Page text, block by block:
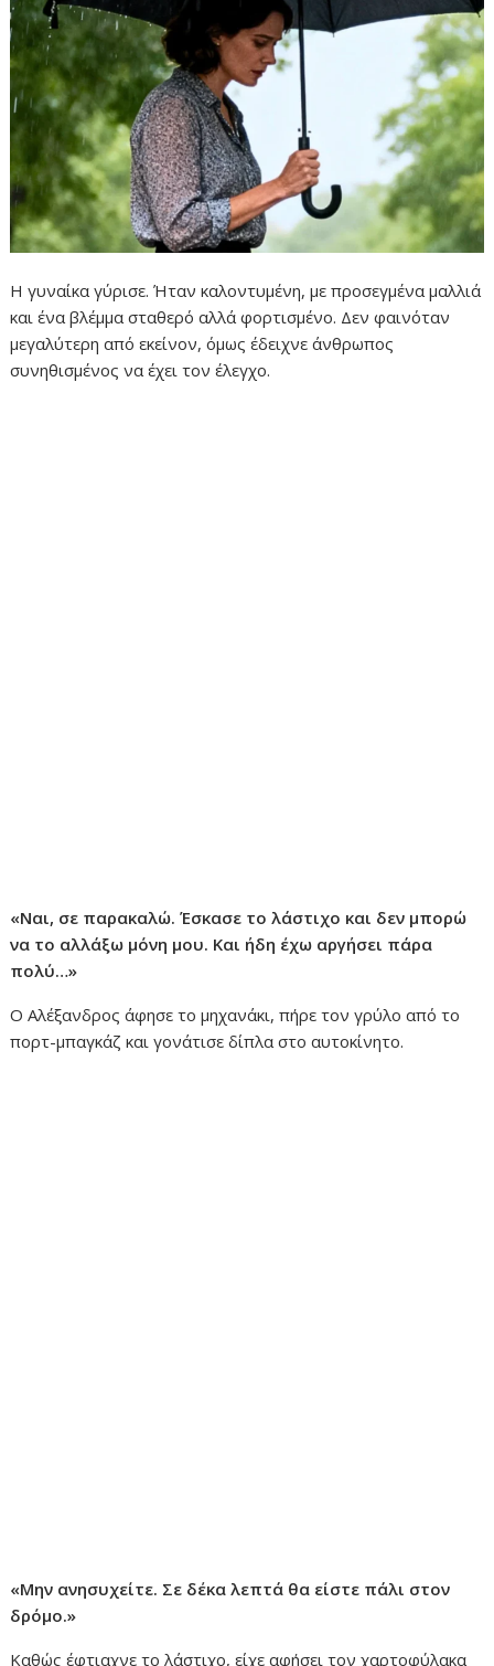
Η γυναίκα γύρισε. Ήταν καλοντυμένη, με προσεγμένα μαλλιά
και ένα βλέμμα σταθερό αλλά φορτισμένο. Δεν φαινόταν
μεγαλύτερη από εκείνον, όμως έδειχνε άνθρωπος
συνηθισμένος να έχει τον έλεγχο.
«Ναι, σε παρακαλώ. Έσκασε το λάστιχο και δεν μπορώ
να το αλλάξω μόνη μου. Και ήδη έχω αργήσει πάρα
πολύ…»
Ο Αλέξανδρος άφησε το μηχανάκι, πήρε τον γρύλο από το
πορτ-μπαγκάζ και γονάτισε δίπλα στο αυτοκίνητο.
«Μην ανησυχείτε. Σε δέκα λεπτά θα είστε πάλι στον
δρόμο.»
Καθώς έφτιαχνε το λάστιχο, είχε αφήσει τον χαρτοφύλακα